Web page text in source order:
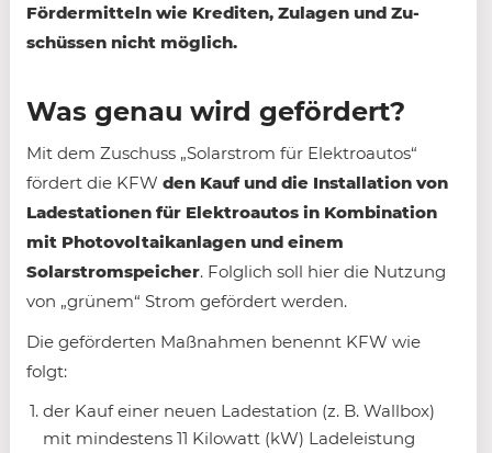
Förder­mitteln wie Krediten, Zulagen und Zu­
schüssen nicht möglich.
Was genau wird gefördert?
Mit dem Zuschuss „Solarstrom für Elektroautos“
fördert die KFW den Kauf und die Installation von
Ladestationen für Elektroautos in Kombination
mit Photovoltaikanlagen und einem
Solarstromspeicher. Folglich soll hier die Nutzung
von „grünem“ Strom gefördert werden.
Die geförderten Maßnahmen benennt KFW wie
folgt:
der Kauf einer neuen Lade­station (z. B. Wallbox)
mit mindestens 11 Kilowatt (kW) Lade­leistung